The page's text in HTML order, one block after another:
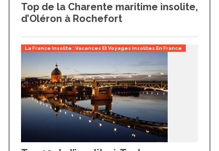
Top de la Charente maritime insolite,
d’Oléron à Rochefort
La France Insolite : Vacances Et Voyages Insolites En France